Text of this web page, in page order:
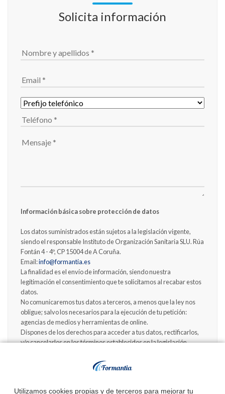
Utilizamos cookies propias y de terceros para mejorar tu
Solicita información
Información básica sobre protección de datos
Los datos suministrados están sujetos a la legislación vigente,
siendo el responsable Instituto de Organización Sanitaria SLU. Rúa
Fontán 4 - 4º, CP 15004 de A Coruña.
Email:info@formantia.es
La finalidad es el envío de información, siendo nuestra
legitimación el consentimiento que te solicitamos al recabar estos
datos.
No comunicaremos tus datos a terceros, a menos que la ley nos
obligue; salvo los necesarios para la ejecución de tu petición:
agencias de medios y herramientas de online.
Dispones de los derechos para acceder a tus datos, rectificarlos,
y/o cancelarlos en los términos establecidos en la legislación